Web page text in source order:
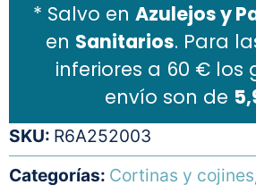
* Salvo en Azulejos y
en Sanitarios. Para
inferiores a 60 € los
envío son de
SKU: R6A252003
Categorías: Cortinas y cojines